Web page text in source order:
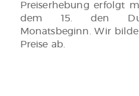
Preiserhebung erfolgt
dem 15. den
Monatsbeginn. Wir
Preise ab.